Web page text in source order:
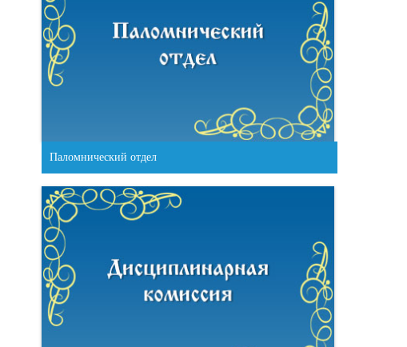
Паломнический отдел